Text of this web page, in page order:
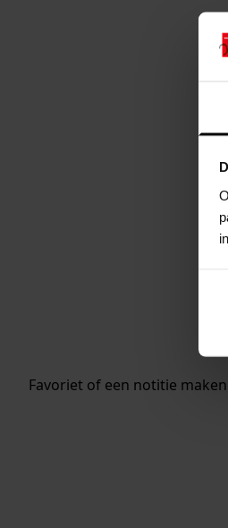
Favoriet of een notitie maken